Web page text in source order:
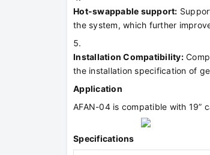
Hot-swappable support:
the system, which further
Installation Compatibility:
the installation specification of
Application
AFAN-04 is compatible with 19”
Specifications